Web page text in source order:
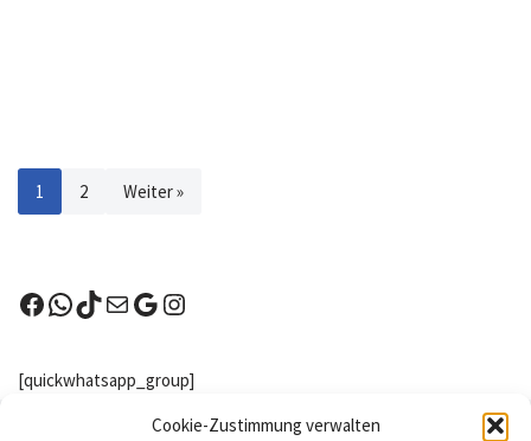
Cookie-Zustimmung verwalten
1 2 Weiter »
[quickwhatsapp_group]
Nachster Wettkampf